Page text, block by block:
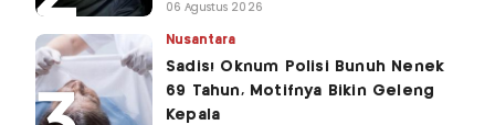
06 Agustus 2026
Nusantara
Sadis! Oknum Polisi Bunuh Nenek
69 Tahun, Motifnya Bikin Geleng
Kepala